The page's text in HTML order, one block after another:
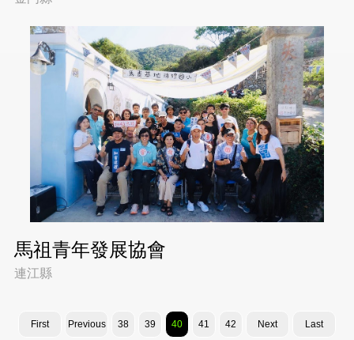
馬祖青年發展協會
連江縣
First Previous 38 39 40 41 42 Next Last